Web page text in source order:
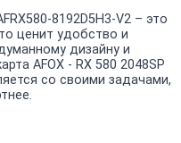
8192D5H3-V2 – это
ценит удобство и
дизайну и
AFOX - RX 580 2048SP
со своими задачами,